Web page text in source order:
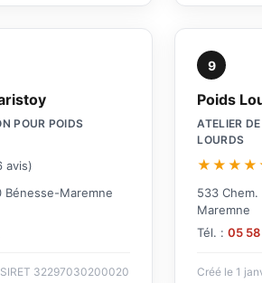
POUR POIDS
avis)
Bénesse-Maremne
SIRET 32297030200020
9
Poids
ATELIER
LOURDS
533
Maremne
Tél. :05 58
Créé le 1